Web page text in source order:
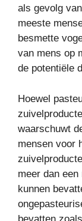
als gevolg
meeste
besmette
van mens op
de potentiële
Hoewel
waarschuwt
mensen voor
meer dan
kunnen
bevatten